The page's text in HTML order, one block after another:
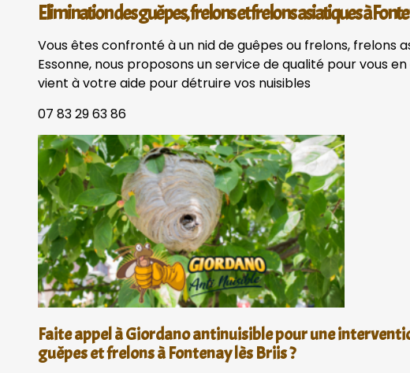
Elimination des guêpes, frelons et frelons asiatiques à
Vous êtes confronté à un nid de guêpes ou frelons, frelons
Essonne, nous proposons un service de qualité pour vous
vient à votre aide pour détruire vos nuisibles
07 83 29 63 86
Faite appel à Giordano antinuisible pour une
guêpes et frelons à Fontenay lès Briis ?